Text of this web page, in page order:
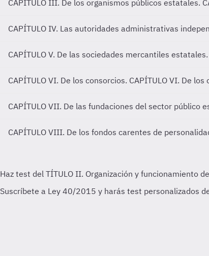
CAPÍTULO III. De los organismos públicos estatales.
CAPÍTULO IV. Las autoridades administrativas
CAPÍTULO V. De las sociedades mercantiles estatales.
CAPÍTULO VI. De los consorcios. CAPÍTULO VI. De los
CAPÍTULO VII. De las fundaciones del sector público
CAPÍTULO VIII. De los fondos carentes de